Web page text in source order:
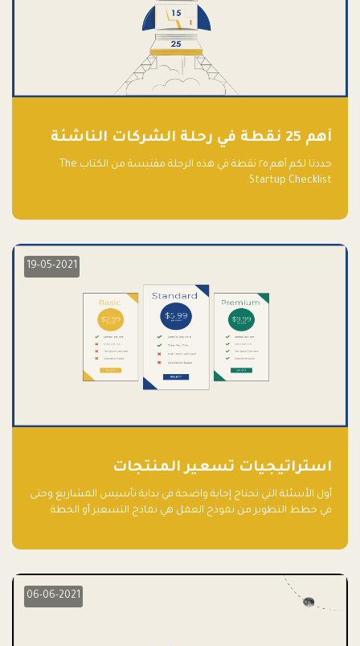
أهم 25 نقطة في رحلة الشركات الناشئة
حددنا لكم أهم ٢٥ نقطة في هذه الرحلة مقتبسة من الكتاب The
Startup Checklist.
19-05-2021
استراتيجيات تسعير المنتجات
أول الأسئلة التي تحتاج إجابة واضحة في بداية تأسيس المشاريع وحتى
في خطط التطوير من نموذج العمل هي نماذج التسعير أو الخطة
06-06-2021